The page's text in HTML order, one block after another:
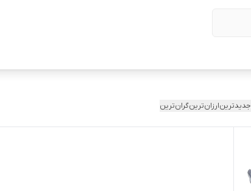
جدیدترینارزان‌ترینگران‌ترین